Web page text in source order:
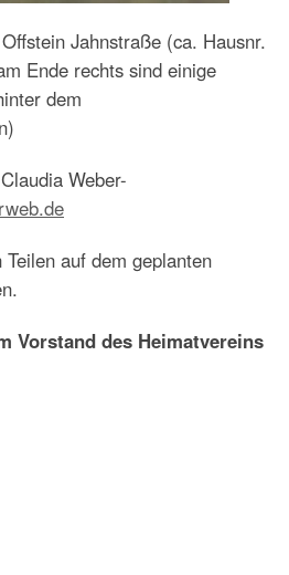
Jahnstraße (ca. Hausnr.
Ende rechts sind einige
dem
Weber-
auf dem geplanten
Vorstand des Heimatvereins